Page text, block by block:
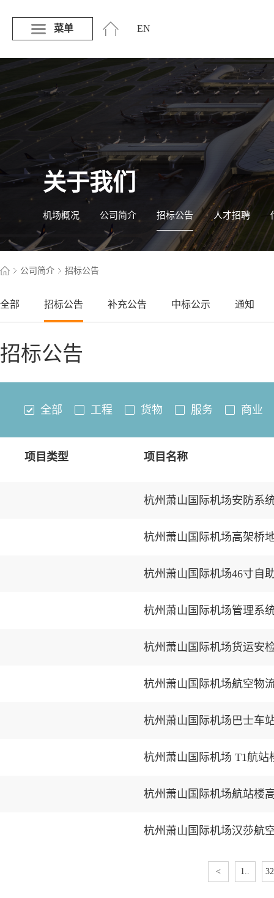
菜单 EN
关于我们
机场概况 公司简介 招标公告 人才招聘
公司简介 招标公告
全部 招标公告 补充公告 中标公示 通知
招标公告
全部 工程 货物 服务 商业
项目类型 项目名称
杭州萧山国际机场安防系
杭州萧山国际机场高架桥
杭州萧山国际机场46寸自
杭州萧山国际机场管理系
杭州萧山国际机场货运安
杭州萧山国际机场航空物
杭州萧山国际机场巴士车
杭州萧山国际机场 T1航
杭州萧山国际机场航站楼
杭州萧山国际机场汉莎航
< 1..